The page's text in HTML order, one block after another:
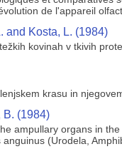
de l'appareil
and Kosta, L. (1984)
kovinah v tkivih
krasu in
B. (1984)
ampullary organs in
(Urodela,